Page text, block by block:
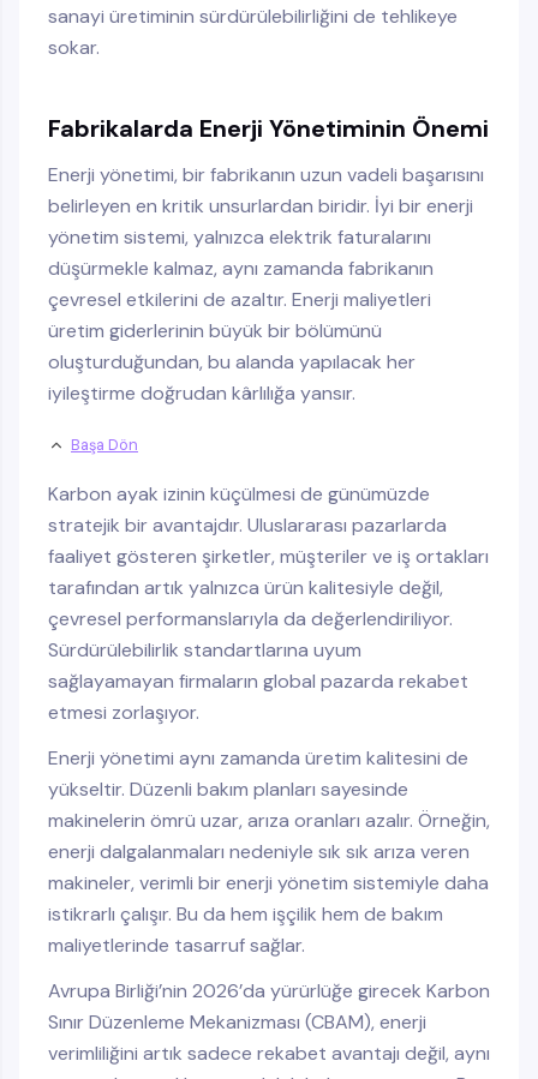
sanayi üretiminin sürdürülebilirliğini de tehlikeye
sokar.
Fabrikalarda Enerji Yönetiminin Önemi
Enerji yönetimi, bir fabrikanın uzun vadeli başarısını
belirleyen en kritik unsurlardan biridir. İyi bir enerji
yönetim sistemi, yalnızca elektrik faturalarını
düşürmekle kalmaz, aynı zamanda fabrikanın
çevresel etkilerini de azaltır. Enerji maliyetleri
üretim giderlerinin büyük bir bölümünü
oluşturduğundan, bu alanda yapılacak her
iyileştirme doğrudan kârlılığa yansır.
Başa Dön
Karbon ayak izinin küçülmesi de günümüzde
stratejik bir avantajdır. Uluslararası pazarlarda
faaliyet gösteren şirketler, müşteriler ve iş ortakları
tarafından artık yalnızca ürün kalitesiyle değil,
çevresel performanslarıyla da değerlendiriliyor.
Sürdürülebilirlik standartlarına uyum
sağlayamayan firmaların global pazarda rekabet
etmesi zorlaşıyor.
Enerji yönetimi aynı zamanda üretim kalitesini de
yükseltir. Düzenli bakım planları sayesinde
makinelerin ömrü uzar, arıza oranları azalır. Örneğin,
enerji dalgalanmaları nedeniyle sık sık arıza veren
makineler, verimli bir enerji yönetim sistemiyle daha
istikrarlı çalışır. Bu da hem işçilik hem de bakım
maliyetlerinde tasarruf sağlar.
Avrupa Birliği’nin 2026’da yürürlüğe girecek Karbon
Sınır Düzenleme Mekanizması (CBAM), enerji
verimliliğini artık sadece rekabet avantajı değil, aynı